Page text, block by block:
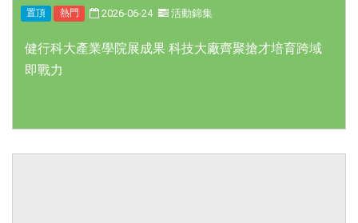
置頂 熱門 2026-06-24 活動錦集
健行科大產業學院展成果 科技大廠齊聚搶才培育跨域
即戰力